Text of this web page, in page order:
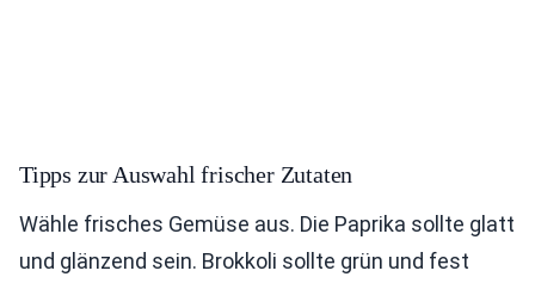
Tipps zur Auswahl frischer Zutaten
Wähle frisches Gemüse aus. Die Paprika sollte glatt
und glänzend sein. Brokkoli sollte grün und fest